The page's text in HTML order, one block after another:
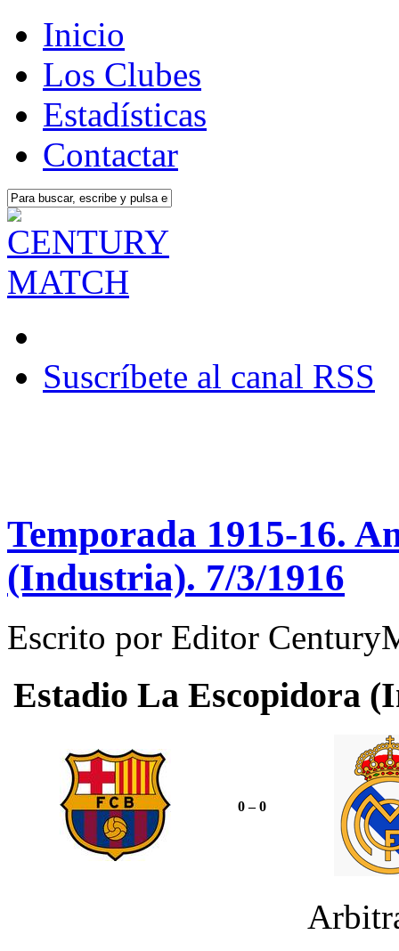
Inicio
Los Clubes
Estadísticas
Contactar
Suscríbete al canal RSS
Temporada 1915-16.
(Industria). 7/3/1916
Escrito por Editor
Estadio La Escopidora
0 – 0